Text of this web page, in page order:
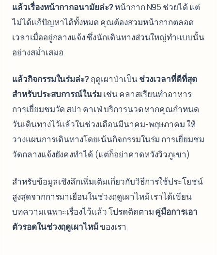
แล้วเรื่องหน้ากากอนามัยล่ะ?หน้ากาก N95 ช่วยได้ แต่
ไม่ได้แก้ปัญหาได้ทั้งหมด คุณต้องสวมหน้ากากตลอด
เวลาเมื่ออยู่กลางแจ้ง ซึ่งนักเดินทางส่วนใหญ่ทำแบบนั้น
อย่างสม่ำเสมอ
แล้วกิจกรรมในร่มล่ะ?ฤดูเผาป่าเป็นช่วงเวลาที่ดีที่สุด
สำหรับประสบการณ์ในร่มเช่น คลาสเรียนทำอาหาร
การเยี่ยมชมวัด สปา คาเฟ่ บริการนวด หากคุณกำหนด
วันเดินทางไว้แล้วในช่วงเดือนมีนาคม-พฤษภาคม ให้
วางแผนการเดินทางโดยเน้นกิจกรรมในร่ม การเยี่ยมชม
วัดกลางแจ้งยังคงทำได้ (แต่ก็อย่าคาดหวังวิวภูเขา)
สำหรับข้อมูลเชิงลึกเพิ่มเติมเกี่ยวกับวิธีการใช้ประโยชน์
สูงสุดจากการมาเยือนในช่วงฤดูเผาไหม้ เราได้เขียน
บทความเฉพาะเรื่องไว้แล้ว โปรดติดตามคู่มือการเอา
ตัวรอดในช่วงฤดูเผาไหม้ของเรา